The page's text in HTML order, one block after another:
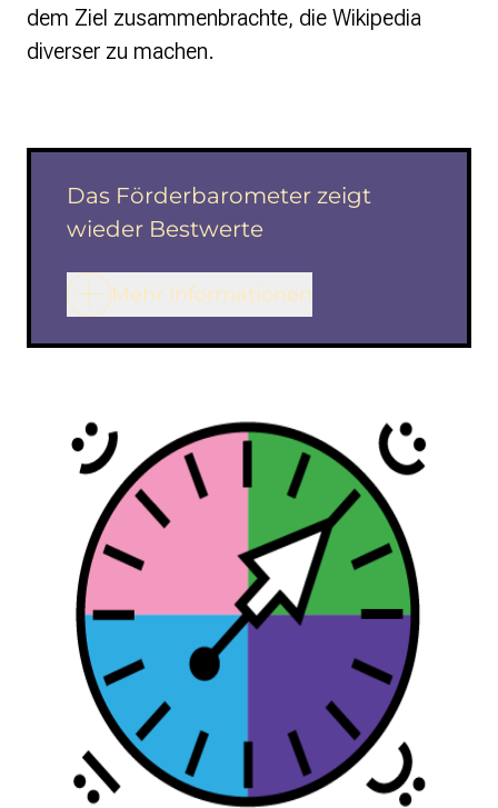
dem Ziel zusammenbrachte, die Wikipedia
diverser zu machen.
Das Förderbarometer zeigt
wieder Bestwerte
Mehr Informationen